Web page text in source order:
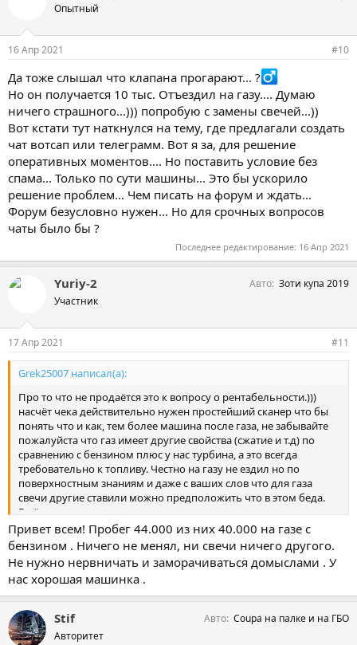
Опытный
16 Апр 2021 #10
Да тоже слышал что клапана прогарают... ?‍
Но он получается 10 тыс. Отъездил на газу.... Думаю
ничего страшного...))) попробую с замены свечей...))
Вот кстати тут наткнулся на тему, где предлагали создать
чат вотсап или телеграмм. Вот я за, для решение
оперативных моментов.... Но поставить условие без
спама... Только по сути машины... Это бы ускорило
решение проблем... Чем писать на форум и ждать...
Форум безусловно нужен... Но для срочных вопросов
чаты было бы ?
Последнее редактирование: 16 Апр 2021
Yuriy-2
Участник
Авто Зоти купа 2019
17 Апр 2021 #11
Grek25007 написал(а):
Про то что не продаётся это к вопросу о рентабельности.)))
насчёт чека действительно нужен простейший сканер что бы
понять что и как, тем более машина после газа, не забывайте
пожалуйста что газ имеет другие свойства (сжатие и т.д) по
сравнению с бензином плюс у нас турбина, а это всегда
требовательно к топливу. Честно на газу не ездил но по
поверхностным знаниям и даже с ваших слов что для газа
свечи другие ставили можно предположить что в этом беда.
Ещё не удивлюсь если машина шилась и возможно именно
под газ, вот и выползают закидоны. Вы сами прекрасно видите
наш форум и если бы такие вещи вылазили то хоть кто то бы
отписался....
Привет всем! Пробег 44.000 из них 40.000 на газе с
бензином . Ничего не менял, ни свечи ничего другого.
Не нужно нервничать и заморачиваться домыслами . У
нас хорошая машинка .
Stif
Авторитет
Авто Coupa на палке и на ГБО